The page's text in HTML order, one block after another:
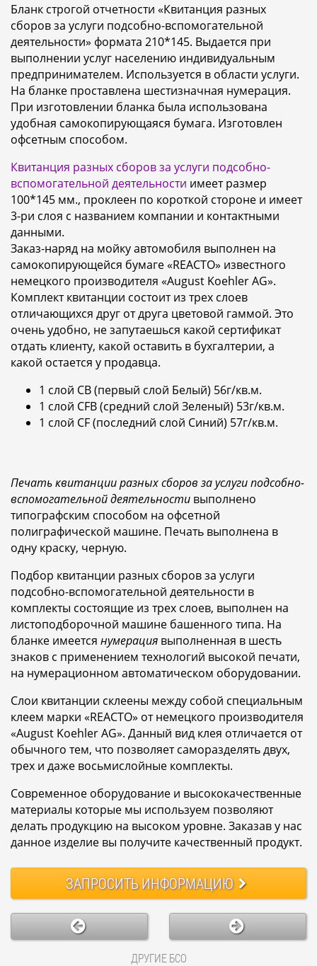
Бланк строгой отчетности «Квитанция разных
сборов за услуги подсобно-вспомогательной
деятельности» формата 210*145. Выдается при
выполнении услуг населению индивидуальным
предпринимателем. Используется в области услуги.
На бланке проставлена шестизначная нумерация.
При изготовлении бланка была использована
удобная самокопирующаяся бумага. Изготовлен
офсетным способом.
Квитанция разных сборов за услуги подсобно-
вспомогательной деятельности имеет размер
100*145 мм., проклеен по короткой стороне и имеет
3-ри слоя с названием компании и контактными
данными.
Заказ-наряд на мойку автомобиля выполнен на
самокопирующейся бумаге «REACTO» известного
немецкого производителя «August Koehler AG».
Комплект квитанции состоит из трех слоев
отличающихся друг от друга цветовой гаммой. Это
очень удобно, не запутаешься какой сертификат
отдать клиенту, какой оставить в бухгалтерии, а
какой остается у продавца.
1 слой CB (первый слой Белый) 56г/кв.м.
1 слой CFB (средний слой Зеленый) 53г/кв.м.
1 слой CF (последний слой Синий) 57г/кв.м.
Печать квитанции разных сборов за услуги подсобно-
вспомогательной деятельности выполнено
типографским способом на офсетной
полиграфической машине. Печать выполнена в
одну краску, черную.
Подбор квитанции разных сборов за услуги
подсобно-вспомогательной деятельности в
комплекты состоящие из трех слоев, выполнен на
листоподборочной машине башенного типа. На
бланке имеется нумерация выполненная в шесть
знаков с применением технологий высокой печати,
на нумерационном автоматическом оборудовании.
Слои квитанции склеены между собой специальным
клеем марки «REACTO» от немецкого производителя
«August Koehler AG». Данный вид клея отличается от
обычного тем, что позволяет саморазделять двух,
трех и даже восьмислойные комплекты.
Современное оборудование и высококачественные
материалы которые мы используем позволяют
делать продукцию на высоком уровне. Заказав у нас
данное изделие вы получите качественный продукт.
ЗАПРОСИТЬИНФОРМАЦИЮ
ДРУГИЕ БСО